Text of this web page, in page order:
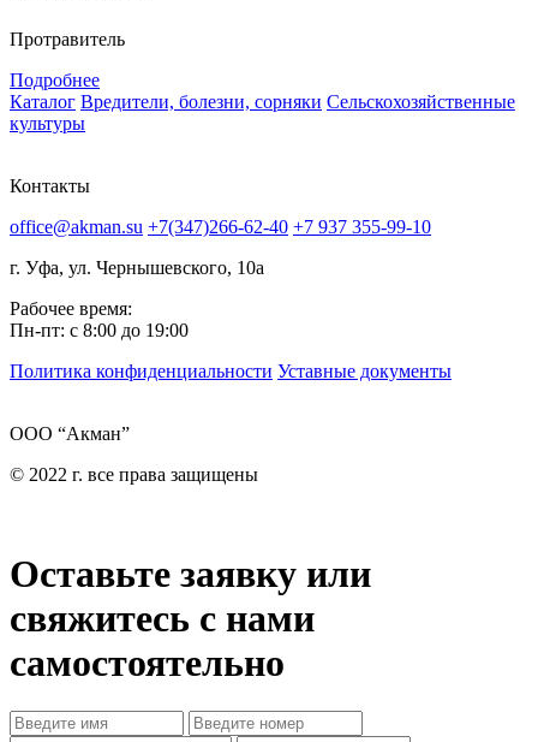
Протравитель
Подробнее
Каталог Вредители, болезни, сорняки Сельскохозяйственные
культуры
Контакты
office@akman.su +7(347)266-62-40 +7 937 355-99-10
г. Уфа, ул. Чернышевского, 10а
Рабочее время:
Пн-пт: с 8:00 до 19:00
Политика конфиденциальности Уставные документы
ООО “Акман”
© 2022 г. все права защищены
Оставьте заявку или
свяжитесь с нами
самостоятельно